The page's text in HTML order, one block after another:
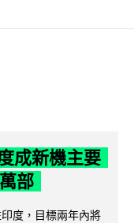
成新機主要
部
度，目標兩年內將